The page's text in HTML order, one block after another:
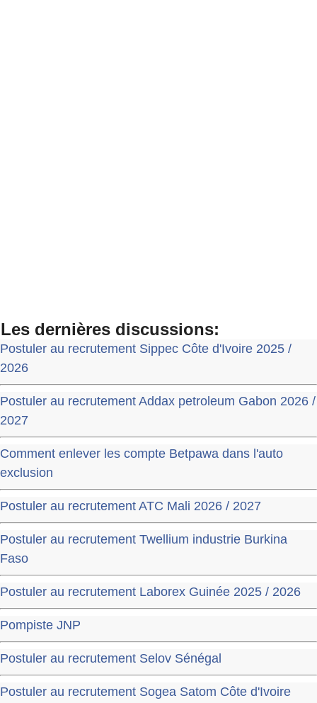
Les dernières discussions:
Postuler au recrutement Sippec Côte d'Ivoire 2025 /
2026
Postuler au recrutement Addax petroleum Gabon 2026 /
2027
Comment enlever les compte Betpawa dans l'auto
exclusion
Postuler au recrutement ATC Mali 2026 / 2027
Postuler au recrutement Twellium industrie Burkina
Faso
Postuler au recrutement Laborex Guinée 2025 / 2026
Pompiste JNP
Postuler au recrutement Selov Sénégal
Postuler au recrutement Sogea Satom Côte d'Ivoire